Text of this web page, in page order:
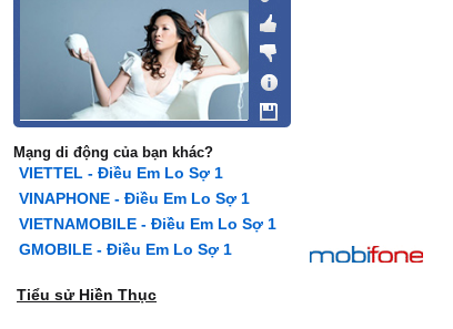
Mạng di động của bạn khác?
VIETTEL - Điều Em Lo Sợ 1
VINAPHONE - Điều Em Lo Sợ 1
VIETNAMOBILE - Điều Em Lo Sợ 1
GMOBILE - Điều Em Lo Sợ 1
Tiểu sử Hiền Thục